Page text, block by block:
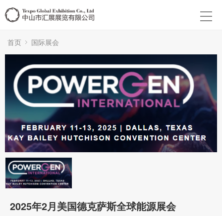
首页 国际展会
2025年2月美国德克萨斯全球能源展会